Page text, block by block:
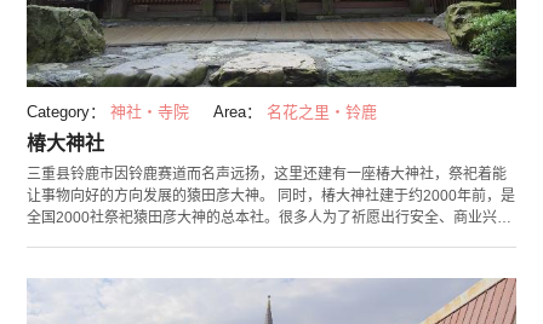
Category： 神社・寺院 Area： 名花之里・铃鹿
椿大神社
三重县铃鹿市因铃鹿赛道而名声远扬，这里还建有一座椿大神社，祭祀着能
让事物向好的方向发展的猿田彦大神。 同时，椿大神社建于约2000年前，是
全国2000社祭祀猿田彦大神的总本社。很多人为了祈愿出行安全、商业兴隆
还有一间由松下电器的创始人松下幸之助出资设立的茶室。